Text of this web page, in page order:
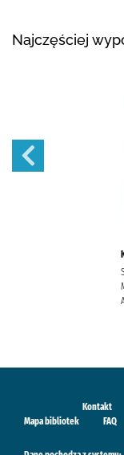
Najczęściej
Kontakt
Mapa bibliotek
FAQ